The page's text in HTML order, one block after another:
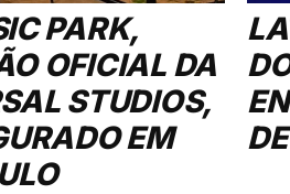
PARK,
OFICIAL DA
STUDIOS,
EM